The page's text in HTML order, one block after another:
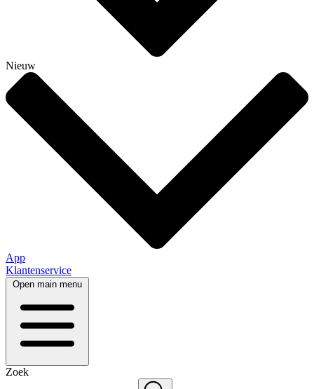
Nieuw
App
Klantenservice
Open main menu
Zoek